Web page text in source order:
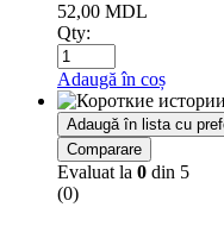
52,00 MDL
Qty:
Adaugă în coș
Adaugă în lista cu
Comparare
Evaluat la 0 din 5
(0)